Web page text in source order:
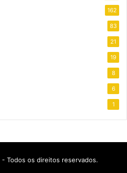
162
83
21
19
8
6
1
Todos os direitos reservados.